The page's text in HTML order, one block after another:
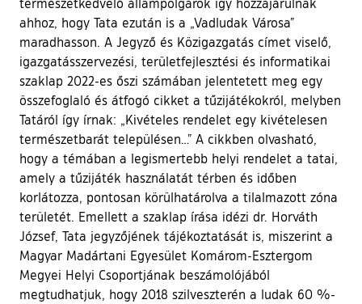
ahhoz, hogy Tata ezután is a „Vadludak Városa”
maradhasson. A Jegyző és Közigazgatás címet viselő,
igazgatásszervezési, területfejlesztési és informatikai
szaklap 2022-es őszi számában jelentetett meg egy
összefoglaló és átfogó cikket a tűzijátékokról, melyben
Tatáról így írnak: „Kivételes rendelet egy kivételesen
természetbarát településen…” A cikkben olvasható,
hogy a témában a legismertebb helyi rendelet a tatai,
amely a tűzijáték használatát térben és időben
korlátozza, pontosan körülhatárolva a tilalmazott zóna
területét. Emellett a szaklap írása idézi dr. Horváth
József, Tata jegyzőjének tájékoztatását is, miszerint a
Magyar Madártani Egyesület Komárom-Esztergom
Megyei Helyi Csoportjának beszámolójából
megtudhatjuk, hogy 2018 szilveszterén a ludak 60 %-